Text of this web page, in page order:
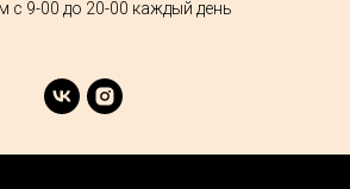
с 9-00 до 20-00 каждый день